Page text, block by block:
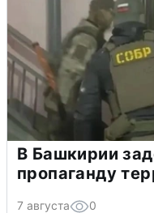
В Башкирии
пропаганду
7 августа 0